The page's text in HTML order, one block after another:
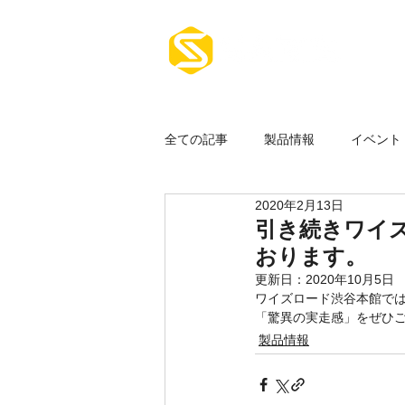
全ての記事 製品情報 イベント
引き続きワイ
おります。
2020年2月13日
更新日： 2020年10月5日
ワイズロード渋谷本館で
「驚異の実走感」をぜひ
製品情報